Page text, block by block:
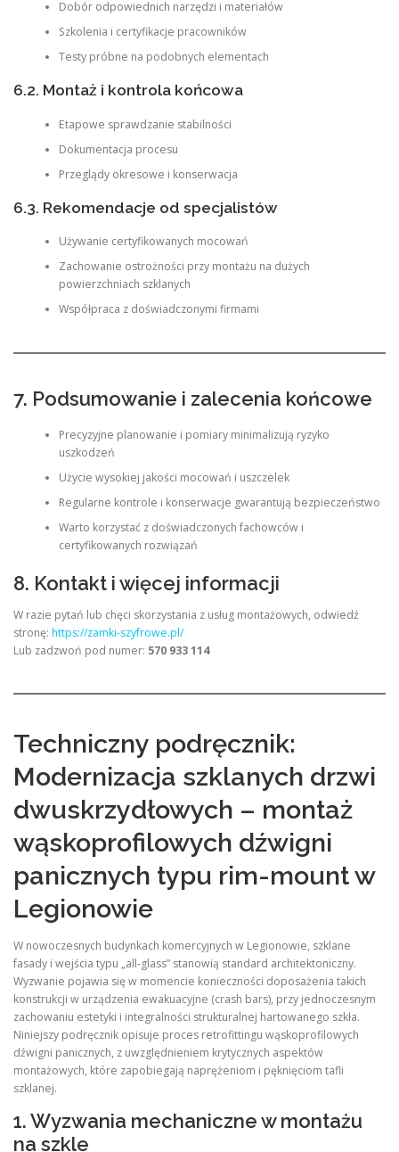
Dobór odpowiednich narzędzi i materiałów
Szkolenia i certyfikacje pracowników
Testy próbne na podobnych elementach
6.2. Montaż i kontrola końcowa
Etapowe sprawdzanie stabilności
Dokumentacja procesu
Przeglądy okresowe i konserwacja
6.3. Rekomendacje od specjalistów
Używanie certyfikowanych mocowań
Zachowanie ostrożności przy montażu na dużych
powierzchniach szklanych
Współpraca z doświadczonymi firmami
7. Podsumowanie i zalecenia końcowe
Precyzyjne planowanie i pomiary minimalizują ryzyko
uszkodzeń
Użycie wysokiej jakości mocowań i uszczelek
Regularne kontrole i konserwacje gwarantują bezpieczeństwo
Warto korzystać z doświadczonych fachowców i
certyfikowanych rozwiązań
8. Kontakt i więcej informacji
W razie pytań lub chęci skorzystania z usług montażowych, odwiedź
stronę: https://zamki-szyfrowe.pl/
Lub zadzwoń pod numer: 570 933 114
Techniczny podręcznik:
Modernizacja szklanych drzwi
dwuskrzydłowych – montaż
wąskoprofilowych dźwigni
panicznych typu rim-mount w
Legionowie
W nowoczesnych budynkach komercyjnych w Legionowie, szklane
fasady i wejścia typu „all-glass” stanowią standard architektoniczny.
Wyzwanie pojawia się w momencie konieczności doposażenia takich
konstrukcji w urządzenia ewakuacyjne (crash bars), przy jednoczesnym
zachowaniu estetyki i integralności strukturalnej hartowanego szkła.
Niniejszy podręcznik opisuje proces retrofittingu wąskoprofilowych
dźwigni panicznych, z uwzględnieniem krytycznych aspektów
montażowych, które zapobiegają naprężeniom i pęknięciom tafli
szklanej.
1. Wyzwania mechaniczne w montażu
na szkle